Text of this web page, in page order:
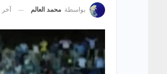
بواسطة محمد العالم